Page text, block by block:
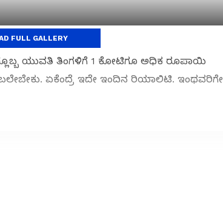
ಗಳಿಕೆ
ಯುವತಿ ತಿಂಗಳಿಗೆ 1 ಕೋಟಿಗೂ ಅಧಿಕ ರೂಪಾಯಿ
ಏಕೆಂದ್ರೆ ಇದೇ ಇಂದಿನ ರಿಯಾಲಿಟಿ. ಇಂಥವರಿಗೇ
FULL GALLERY